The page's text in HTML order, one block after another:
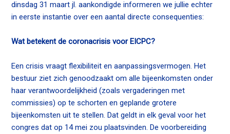
o
n
e
t
dinsdag 31 maart jl. aankondigde informeren we jullie echter
in eerste instantie over een aantal directe consequenties:
Wat betekent de coronacrisis voor EICPC?
Een crisis vraagt flexibiliteit en aanpassingsvermogen. Het
bestuur ziet zich genoodzaakt om alle bijeenkomsten onder
haar verantwoordelijkheid (zoals vergaderingen met
commissies) op te schorten en geplande grotere
bijeenkomsten uit te stellen. Dat geldt in elk geval voor het
congres dat op 14 mei zou plaatsvinden. De voorbereiding